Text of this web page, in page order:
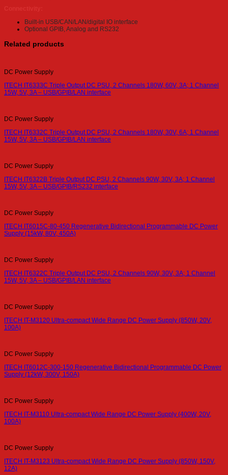
Built-in USB/CAN/LAN/digital IO interface
Optional GPIB, Analog and RS232
Related products
DC Power Supply
ITECH IT6333C Triple Output DC PSU, 2 Channels 180W, 60V, 3A; 1 Channel
15W, 5V, 3A – USB/GPIB/LAN interface
DC Power Supply
ITECH IT6332C Triple Output DC PSU, 2 Channels 180W, 30V, 6A; 1 Channel
15W, 5V, 3A – USB/GPIB/LAN interface
DC Power Supply
ITECH IT6322B Triple Output DC PSU, 2 Channels 90W, 30V, 3A; 1 Channel
15W, 5V, 3A – USB/GPIB/RS232 interface
DC Power Supply
ITECH IT6015C-80-450 Regenerative Bidirectional Programmable DC Power
Supply (15kW, 80V, 450A)
DC Power Supply
ITECH IT6322C Triple Output DC PSU, 2 Channels 90W, 30V, 3A; 1 Channel
15W, 5V, 3A – USB/GPIB/LAN interface
DC Power Supply
ITECH IT-M3120 Ultra-compact Wide Range DC Power Supply (850W, 20V,
100A)
DC Power Supply
ITECH IT6012C-300-150 Regenerative Bidirectional Programmable DC Power
Supply (12kW, 300V, 150A)
DC Power Supply
ITECH IT-M3110 Ultra-compact Wide Range DC Power Supply (400W, 20V,
100A)
DC Power Supply
ITECH IT-M3123 Ultra-compact Wide Range DC Power Supply (850W, 150V,
12A)